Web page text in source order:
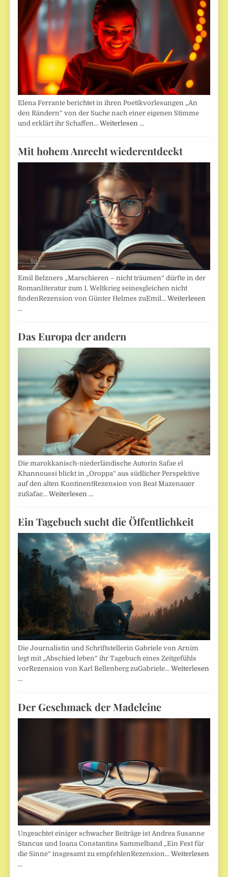
Elena Ferrante berichtet in ihren Poetikvorlesungen „An
den Rändern“ von der Suche nach einer eigenen Stimme
und erklärt ihr Schaffen…Weiterlesen …
Mit hohem Anrecht wiederentdeckt
Emil Belzners „Marschieren – nicht träumen“ dürfte in der
Romanliteratur zum 1. Weltkrieg seinesgleichen nicht
findenRezension von Günter Helmes zuEmil…Weiterlesen
…
Das Europa der andern
Die marokkanisch-niederländische Autorin Safae el
Khannoussi blickt in „Oroppa“ aus südlicher Perspektive
auf den alten KontinentRezension von Beat Mazenauer
zuSafae…Weiterlesen …
Ein Tagebuch sucht die Öffentlichkeit
Die Journalistin und Schriftstellerin Gabriele von Arnim
legt mit „Abschied leben“ ihr Tagebuch eines Zeitgefühls
vorRezension von Karl Bellenberg zuGabriele…Weiterlesen
…
Der Geschmack der Madeleine
Ungeachtet einiger schwacher Beiträge ist Andrea Susanne
Stancus und Ioana Constantins Sammelband „Ein Fest für
die Sinne“ insgesamt zu empfehlenRezension…Weiterlesen
…